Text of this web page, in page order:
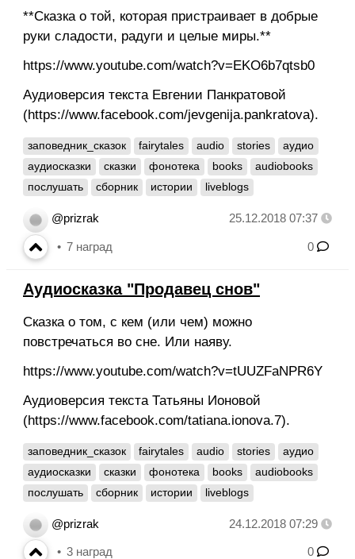
**Сказка о той, которая пристраивает в добрые
руки сладости, радуги и целые миры.**
https://www.youtube.com/watch?v=EKO6b7qtsb0
Аудиоверсия текста Евгении Панкратовой
(https://www.facebook.com/jevgenija.pankratova).
заповедник_сказок fairytales audio stories
аудио
аудиосказки
сказки фонотека books
audiobooks
послушать
сборник истории liveblogs
@prizrak 25.12.2018 07:37
7 наград 0
Аудиосказка "Продавец снов"
Сказка о том, с кем (или чем) можно
повстречаться во сне. Или наяву.
https://www.youtube.com/watch?v=tUUZFaNPR6Y
Аудиоверсия текста Татьяны Ионовой
(https://www.facebook.com/tatiana.ionova.7).
заповедник_сказок fairytales audio stories
аудио
аудиосказки
сказки фонотека books
audiobooks
послушать
сборник истории liveblogs
@prizrak 24.12.2018 07:29
3 наград 0